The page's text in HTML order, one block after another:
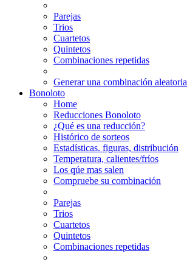
Parejas
Trios
Cuartetos
Quintetos
Combinaciones repetidas
Generar una combinación aleatoria
Bonoloto
Home
Reducciones Bonoloto
¿Qué es una reducción?
Histórico de sorteos
Estadísticas. figuras, distribución
Temperatura, calientes/fríos
Los qúe mas salen
Compruebe su combinación
Parejas
Trios
Cuartetos
Quintetos
Combinaciones repetidas